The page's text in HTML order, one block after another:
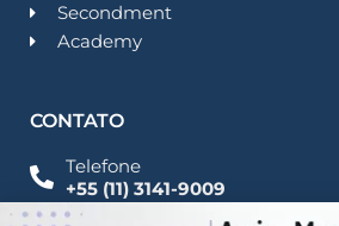
Secondment
Academy
CONTATO
Telefone
+55 (11) 3141-9009